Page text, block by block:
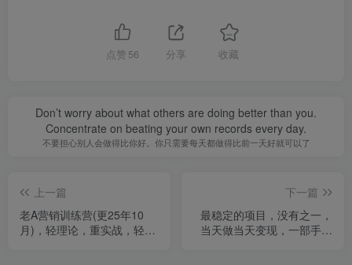
点赞 56 分享 收藏
Don’t worry about what others are doing better than you.
Concentrate on beating your own records every day.
不要担心别人会做得比你好。你只需要每天都做得比前一天好就可以了
上一篇
老A营销训练营(更25年10
月)，轻理论，重实战，轻概
下一篇
最稳定的项目，没有之一，
当天做当天变现，一部手机